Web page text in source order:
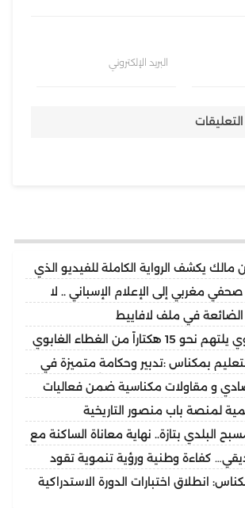
البريد الإلكتروني
مالك يكشف الرواية الكاملة للفيديو الذي
مغربي إلى الإعلام الإسباني .. لا
واحدة
الضائعة في ملف لافاييط
حريق غابوي يلتهم نحو 15 هكتاراً من الغطاء الغابوي
بمكناس :تدبير وحكامة متميزة في
ثانوية المنتزه التأهيلية نموذجا
و مقاولات مكناسية ضمن فعاليات
لمنصة باب منصور التاريخية
البلدي بتازة.. نهاية معاناة الساكنة مع
كفاءة وطنية ورؤية تنموية تقود
بإقليم بركان
انطلاق اختبارات الدورة الاستدراكية